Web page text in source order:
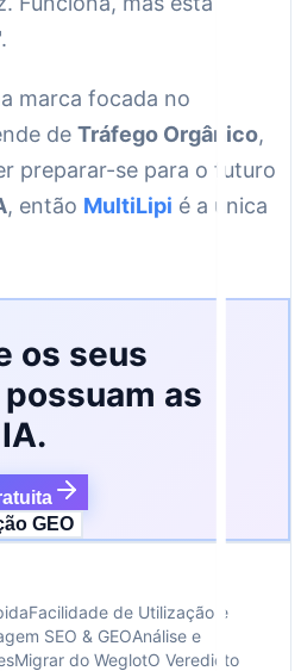
marca focada no
de Tráfego Orgânico,
preparar-se para o futuro
, então MultiLipi é a única
os seus
as
GEO
Facilidade de Utilização e
SEO & GEOAnálise e
Migrar do WeglotO Veredicto